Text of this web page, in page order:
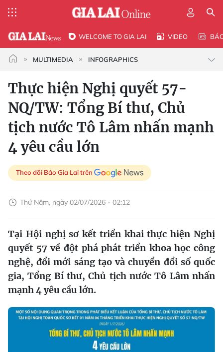
WELCOME TO GIA LAI VIDEO
MULTIMEDIA INFOGRAPHICS
Thực hiện Nghị quyết 57-
NQ/TW: Tổng Bí thư, Chủ
tịch nước Tô Lâm nhấn mạnh
4 yêu cầu lớn
Theo dõi Báo Gia Lai trên
Thứ Năm, ngày 02/07/2026 - 02:12
Tại Hội nghị sơ kết triển khai thực hiện Nghị
quyết 57 về đột phá phát triển khoa học công
nghệ, đổi mới sáng tạo và chuyển đổi số quốc
gia, Tổng Bí thư, Chủ tịch nước Tô Lâm nhấn
mạnh 4 yêu cầu lớn.